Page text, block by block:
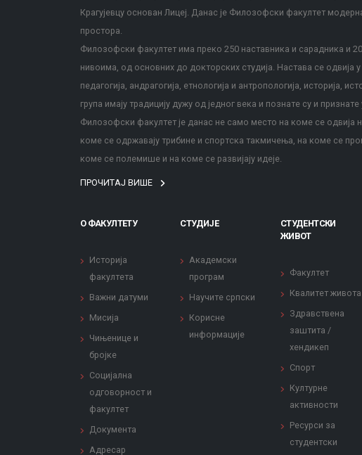
Крагујевцу основан Лицеј. Данас је Филозофски факултет
простора.
Филозофски факултет има преко 250 наставника и сарадника и
нивоима, од основних до докторских студија. Настава се одвија
педагогија, андрагогија, етнологија и антропологија, историја,
група имају традицију дужу од једног века и познате су и признате
Филозофски факултет је данас не само место на коме се одвија
коме се одржавају трибине и спортска такмичења, на коме се
коме се полемише и на коме се развијају идеје.
ПРОЧИТАЈ ВИШЕ
О ФАКУЛТЕТУ
Историја
факултета
Важни датуми
Мисија
Чињенице и
бројке
Социјална
одговорност и
факултет
Документа
Адресар
СТУДИЈЕ
Академски
програм
Научите српски
Корисне
информације
СТУДЕНТСКИ
ЖИВОТ
Факултет
Квалитет живота
Здравствена
заштита /
хендикеп
Спорт
Културне
активности
Ресурси за
студентски